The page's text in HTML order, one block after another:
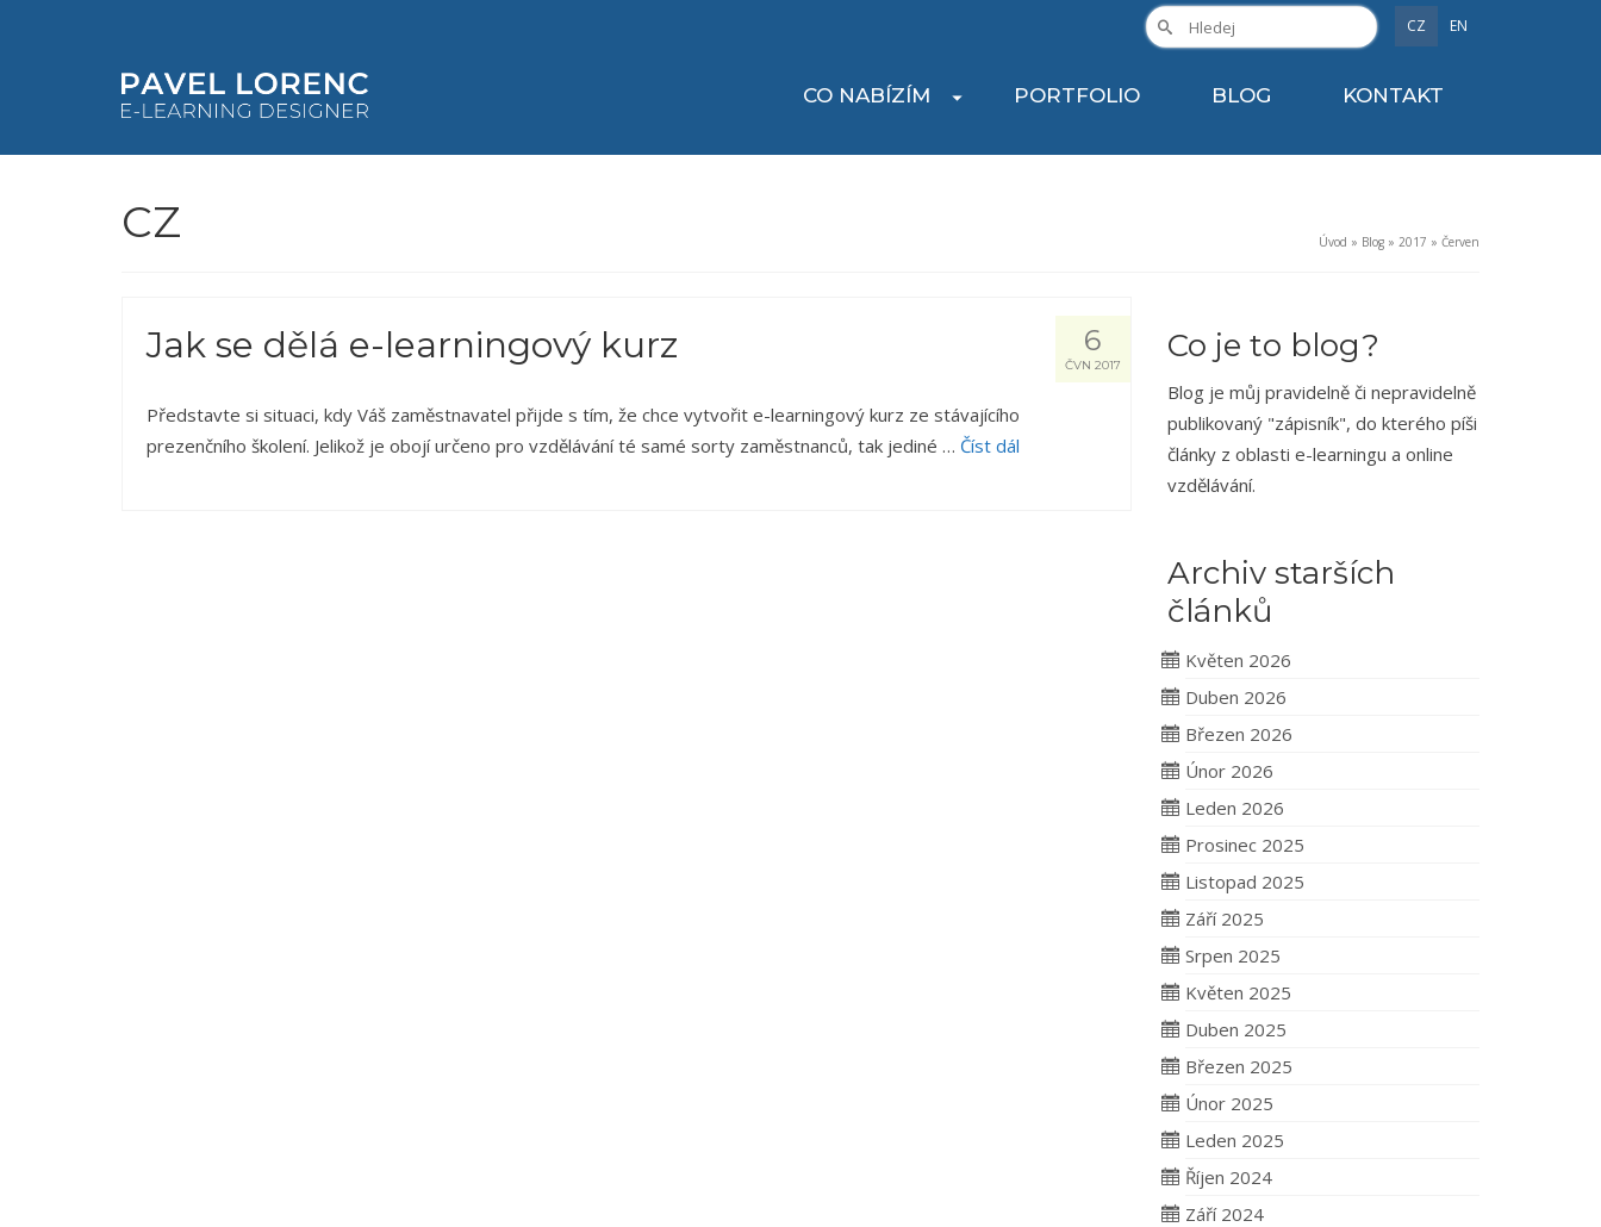
CZ EN
CO NABÍZÍM PORTFOLIO BLOG KONTAKT
CZ Úvod » Blog » 2017 » Červen
6
ČVN 2017
Jak se dělá e-learningový kurz
Představte si situaci, kdy Váš zaměstnavatel přijde s tím, že chce vytvořit e-learningový kurz ze stávajícího
prezenčního školení. Jelikož je obojí určeno pro vzdělávání té samé sorty zaměstnanců, tak jediné … Číst dál
Co je to blog?
Blog je můj pravidelně či nepravidelně
publikovaný "zápisník", do kterého píši
články z oblasti e-learningu a online
vzdělávání.
Archiv starších
článků
Květen 2026
Duben 2026
Březen 2026
Únor 2026
Leden 2026
Prosinec 2025
Listopad 2025
Září 2025
Srpen 2025
Květen 2025
Duben 2025
Březen 2025
Únor 2025
Leden 2025
Říjen 2024
Září 2024